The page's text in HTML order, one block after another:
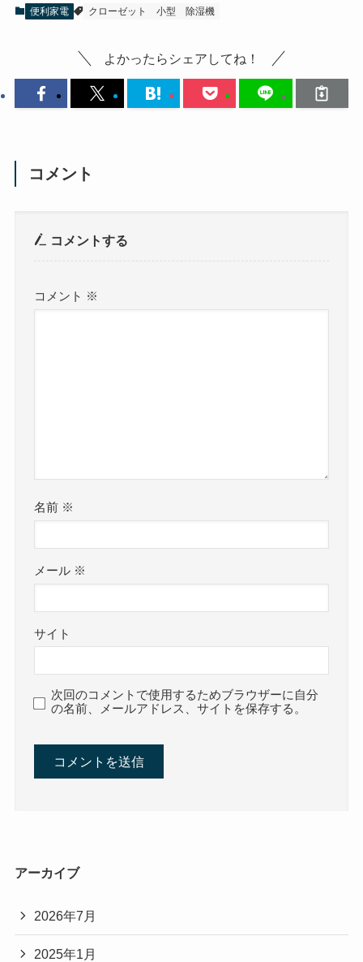
便利家電 クローゼット 小型 除湿機
よかったらシェアしてね！
コメント
コメントする
コメント ※
名前 ※
メール ※
サイト
次回のコメントで使用するためブラウザーに自分
の名前、メールアドレス、サイトを保存する。
アーカイブ
2026年7月
2025年1月